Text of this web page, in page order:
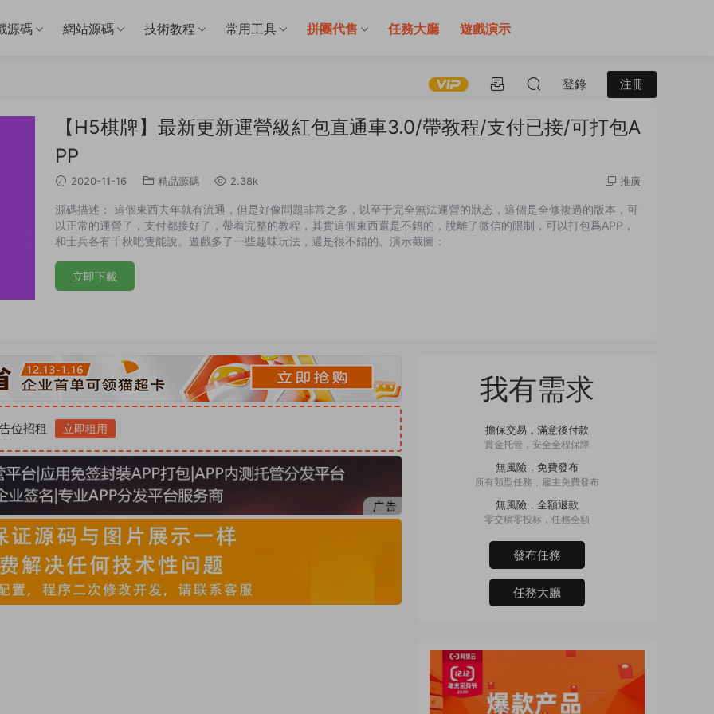
源碼 網站源碼 技術教程 常用工具 拼團代售 任務大廳 遊戲演示
登錄 注冊
【H5棋牌】最新更新運營級紅包直通車3.0/帶教程/支付已接/可打包A
PP
2020-11-16 精品源碼 2.38k 推廣
源碼描述： 這個東西去年就有流通，但是好像問題非常之多，以至于完全無法運營的狀态，這個是全修複過的版本，可
以正常的運營了，支付都接好了，帶着完整的教程，其實這個東西還是不錯的，脫離了微信的限制，可以打包爲APP，
和士兵各有千秋吧隻能說。遊戲多了一些趣味玩法，還是很不錯的。演示截圖：
立即下載
位招租 立即租用
我有需求
擔保交易，滿意後付款
賞金托管，安全全程保障
無風險，免費發布
所有類型任務，雇主免費發布
無風險，全額退款
零交稿零投标，任務全額
發布任務
任務大廳